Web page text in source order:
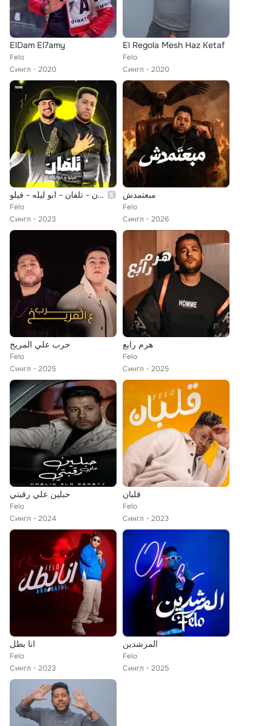
ElDam El7amy
Felo
Сингл
2020
El Regola Mesh Haz Ketaf
Felo
Сингл
2020
مهرجان - تلفان - ابو ليله - فيلو
Felo
Сингл
2023
مبعتمدش
Felo
Сингл
2026
حرب علي المريخ
Felo
Сингл
2025
هرم رابع
Felo
Сингл
2025
حبلين علي رقبتي
Felo
Сингл
2024
قلبان
Felo
Сингл
2023
انا بطل
Felo
Сингл
2023
المرشدين
Felo
Сингл
2025